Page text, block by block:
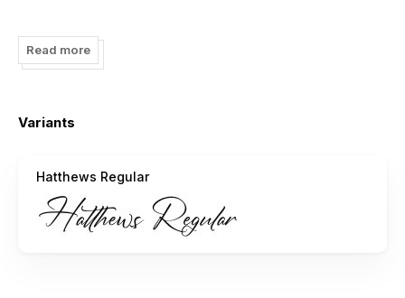
license:
https://letterena.com
- For Corporate use you have to purchase Corporate
- If you need a custom license please contact us at
https://letterena.com/product/hatthews/
Read more
Variants
Hatthews Regular